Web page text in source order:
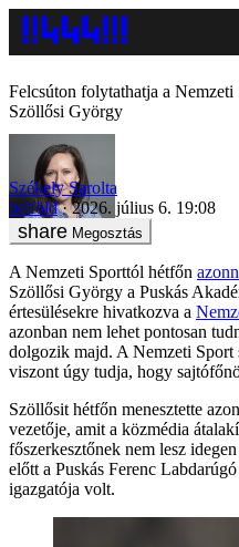
Felcsúton folytathatja a
Szöllősi György
Székely Sarolta
belföld
2026. július 6. 19:08
Megosztás
A Nemzeti Sporttól hétfőn
Szöllősi György a Puskás
értesülésekre hivatkozva a
azonban nem lehet pontosan
dolgozik majd. A Nemzeti Sport
viszont úgy tudja, hogy
Szöllősit hétfőn menesztette
vezetője, amit a közmédia
főszerkesztőnek nem lesz
előtt a Puskás Ferenc
igazgatója volt.